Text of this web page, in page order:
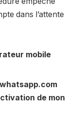
dans l’attente
mobile
de mon